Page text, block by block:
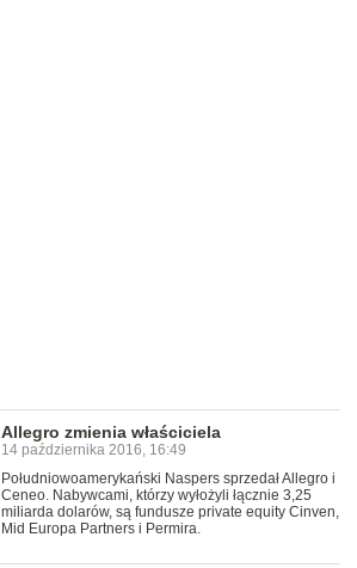
Allegro zmienia właściciela
14 października 2016, 16:49
Południowoamerykański Naspers sprzedał Allegro i
Ceneo. Nabywcami, którzy wyłożyli łącznie 3,25
miliarda dolarów, są fundusze private equity Cinven,
Mid Europa Partners i Permira.